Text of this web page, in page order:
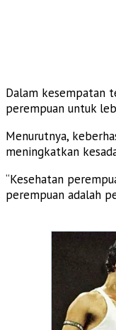
Dalam kesempatan
perempuan untuk
Menurutnya,
meningkatkan
“Kesehatan
perempuan adalah